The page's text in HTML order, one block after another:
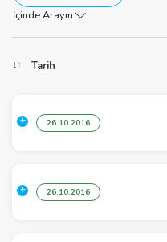
İçinde Arayın
Tarih
26.10.2016
26.10.2016